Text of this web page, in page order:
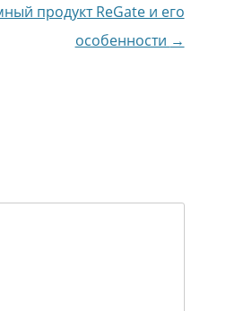
продукт ReGate и его
особенности →